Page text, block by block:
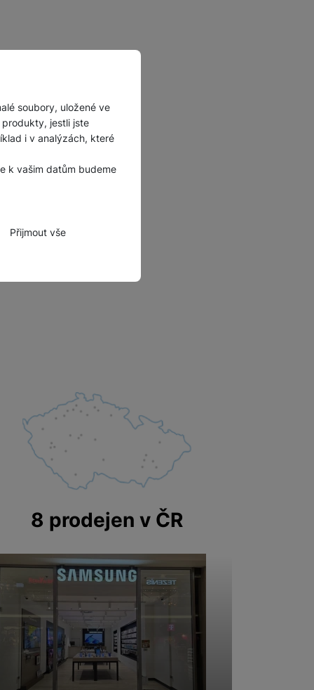
soubory, uložené ve
jestli jste
i v analýzách, které
k vašim datům budeme
funkce.
určujeme počet
souhrnně a
nebo reklamy jak
Přijmout vše
8 prodejen v ČR